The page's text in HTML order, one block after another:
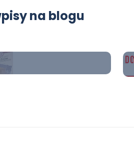
na blogu
średnie z